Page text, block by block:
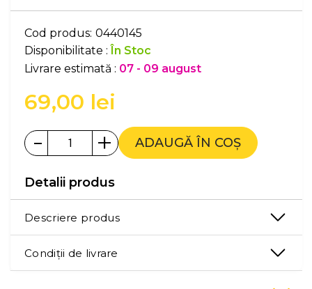
Cod produs: 0440145
Disponibilitate :În Stoc
Livrare estimată : 07 - 09 august
69,00 lei
- + ADAUGĂ ÎN COȘ
Detalii produs
Descriere produs
Condiții de livrare